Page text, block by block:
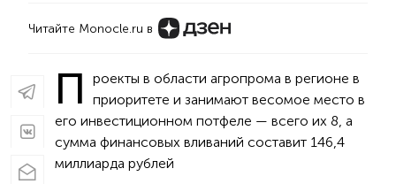
Читайте Monocle.ru в
П
роекты в области агропрома в регионе в
приоритете и занимают весомое место в
его инвестиционном потфеле — всего их 8, а
сумма финансовых вливаний составит 146,4
миллиарда рублей